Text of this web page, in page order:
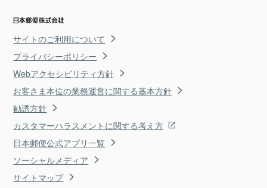
サイトのご利用について
プライバシーポリシー
Webアクセシビリティ方針
お客さま本位の業務運営に関する基本方針
勧誘方針
カスタマーハラスメントに関する考え方
日本郵便公式アプリ一覧
ソーシャルメディア
サイトマップ